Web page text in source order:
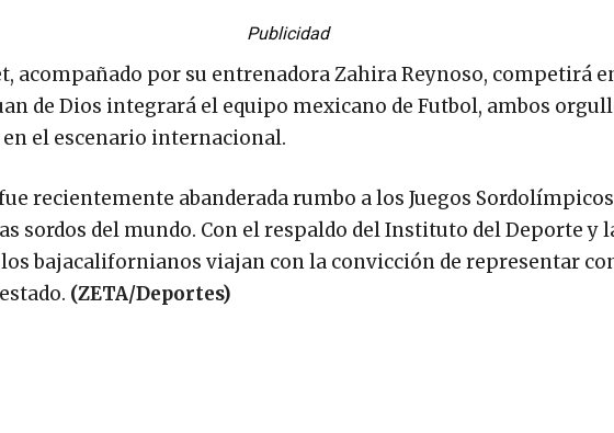
Publicidad
acompañado por su entrenadora Zahira Reynoso, competirá
de Dios integrará el equipo mexicano de Futbol, ambos
el escenario internacional.
recientemente abanderada rumbo a los Juegos
sordos del mundo. Con el respaldo del Instituto del Deporte y
los bajacalifornianos viajan con la convicción de representar
(ZETA/Deportes)